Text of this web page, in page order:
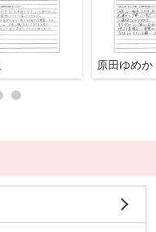
原田ゆめか